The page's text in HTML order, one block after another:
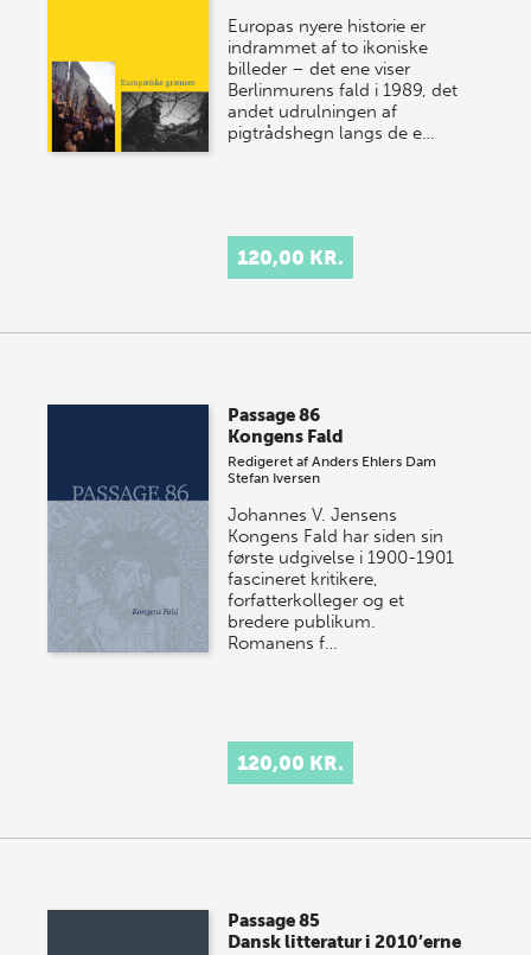
Europas nyere historie er
indrammet af to ikoniske
billeder – det ene viser
Berlinmurens fald i 1989, det
andet udrulningen af
pigtrådshegn langs de e…
120,00 KR.
Passage 86
Kongens Fald
Redigeret afAnders Ehlers Dam
Stefan Iversen
Johannes V. Jensens
Kongens Fald har siden sin
første udgivelse i 1900-1901
fascineret kritikere,
forfatterkolleger og et
bredere publikum.
Romanens f…
120,00 KR.
Passage 85
Dansk litteratur i 2010’erne